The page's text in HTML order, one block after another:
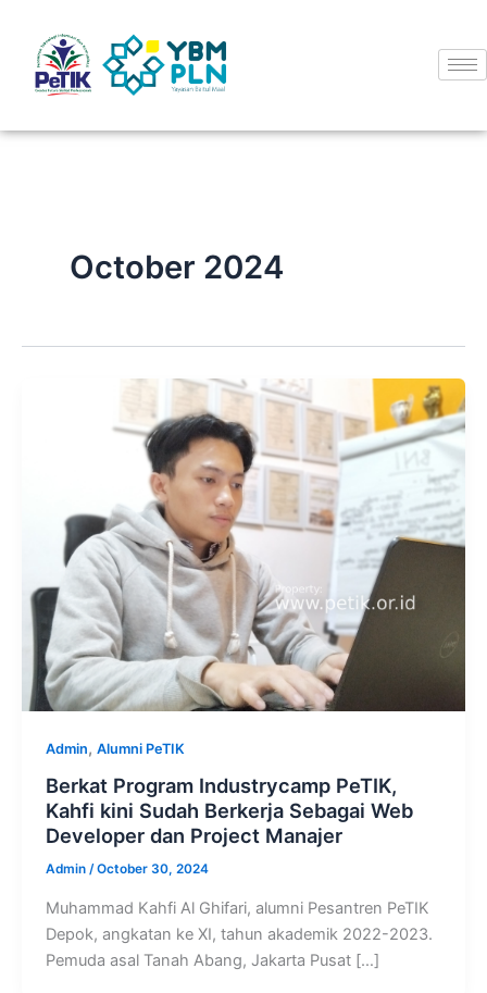
content
October 2024
Admin, Alumni PeTIK
Berkat Program Industrycamp PeTIK,
Kahfi kini Sudah Berkerja Sebagai Web
Developer dan Project Manajer
Admin /October 30, 2024
Muhammad Kahfi Al Ghifari, alumni Pesantren PeTIK
Depok, angkatan ke XI, tahun akademik 2022-2023.
Pemuda asal Tanah Abang, Jakarta Pusat […]